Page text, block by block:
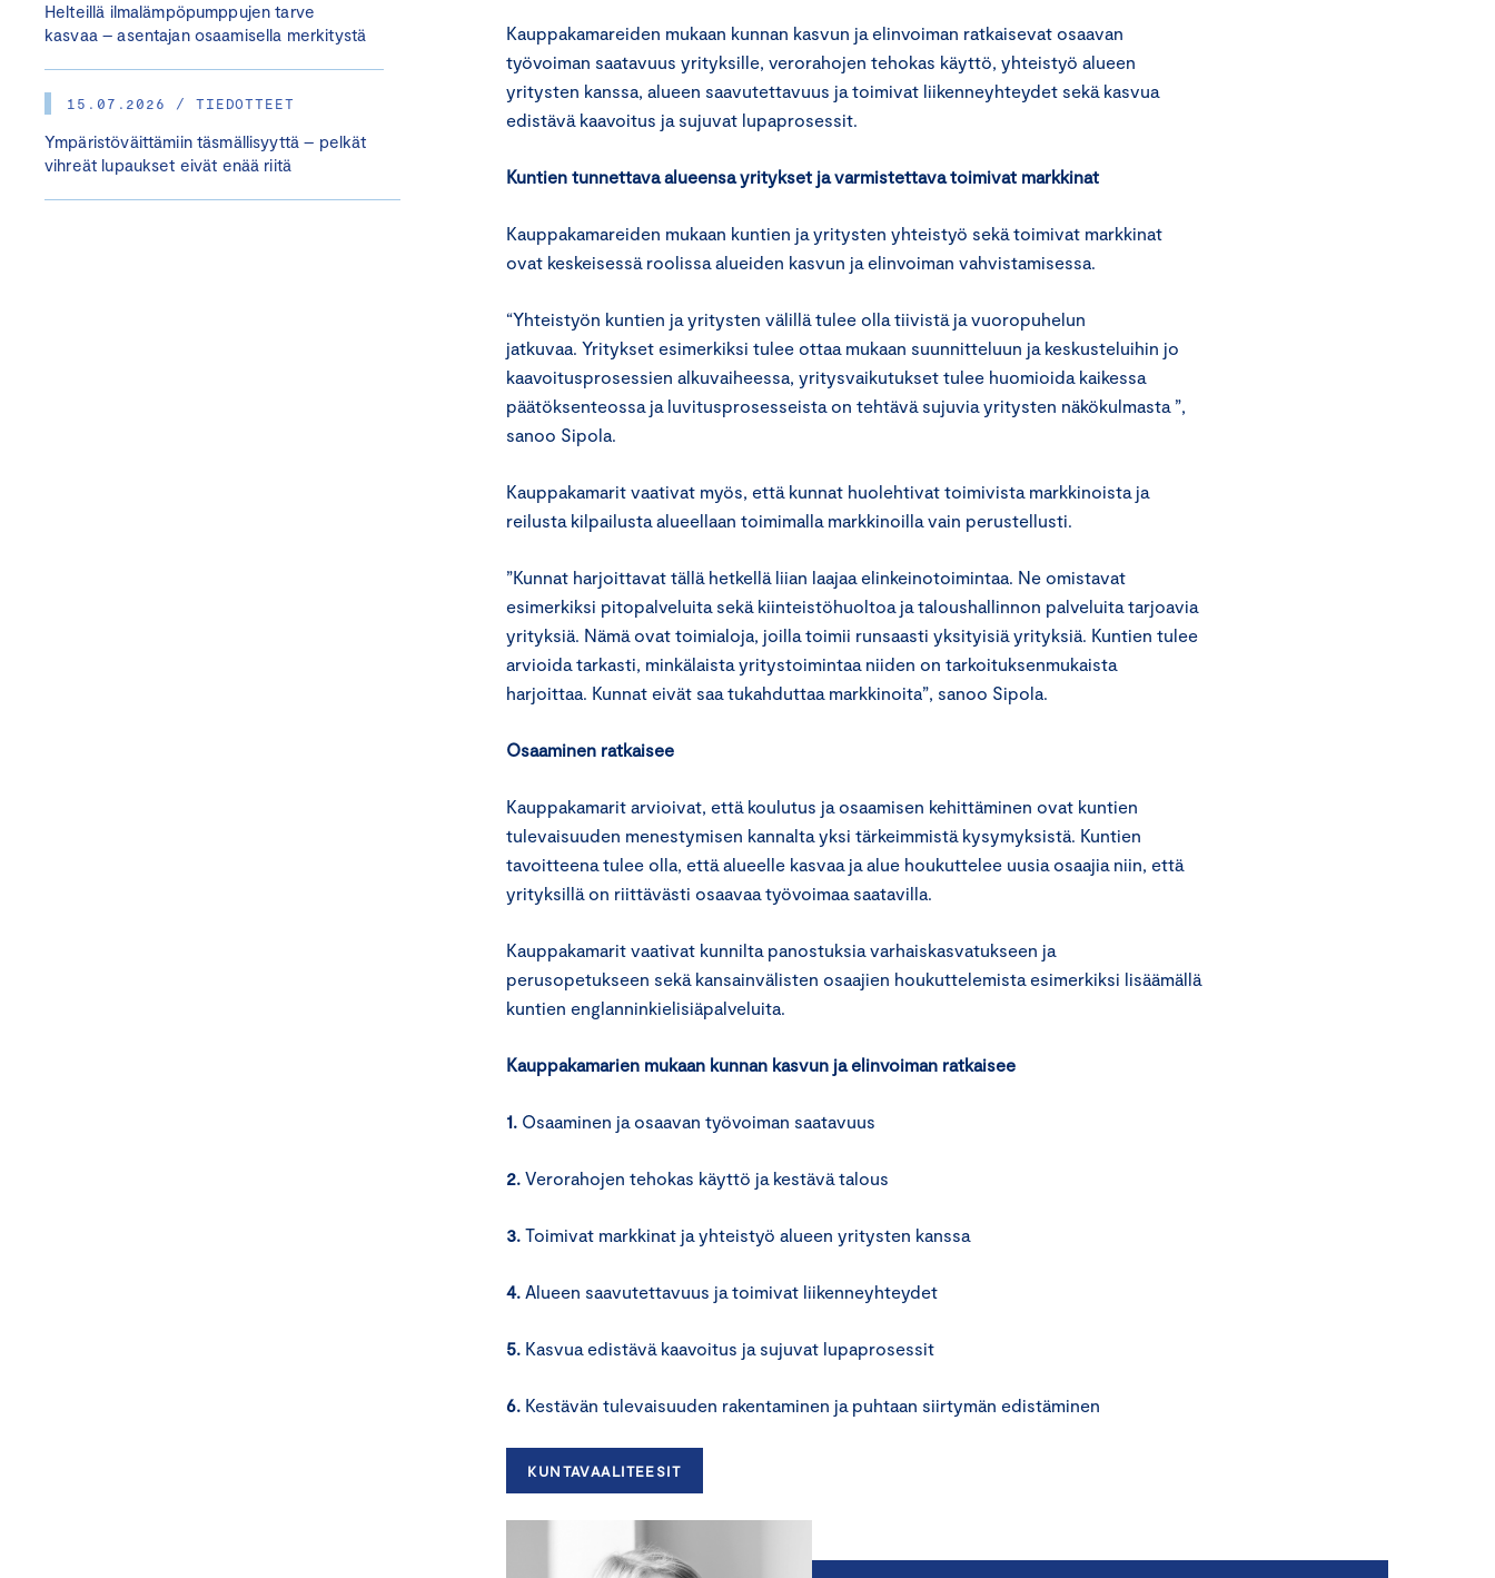
Helteillä ilmalämpöpumppujen tarve
kasvaa – asentajan osaamisella merkitystä
15.07.2026 / TIEDOTTEET
Ympäristöväittämiin täsmällisyyttä – pelkät
vihreät lupaukset eivät enää riitä
Kauppakamareiden mukaan kunnan kasvun ja elinvoiman ratkaisevat osaavan
työvoiman saatavuus yrityksille, verorahojen tehokas käyttö, yhteistyö alueen
yritysten kanssa, alueen saavutettavuus ja toimivat liikenneyhteydet sekä kasvua
edistävä kaavoitus ja sujuvat lupaprosessit.
Kuntien tunnettavaalueensayritykset javarmistettavatoimivat markkinat
Kauppakamareiden mukaan kuntien ja yritysten yhteistyö sekä toimivat markkinat
ovat keskeisessä roolissa alueiden kasvun ja elinvoiman vahvistamisessa.
“Yhteistyön kuntien ja yritysten välillä tulee olla tiivistä ja vuoropuhelun
jatkuvaa. Yritykset esimerkiksi tulee ottaa mukaan suunnitteluun ja keskusteluihin jo
kaavoitusprosessien alkuvaiheessa, yritysvaikutukset tulee huomioida kaikessa
päätöksenteossa ja luvitusprosesseista on tehtävä sujuvia yritysten näkökulmasta ”,
sanoo Sipola.
Kauppakamarit vaativat myös, että kunnat huolehtivat toimivista markkinoista ja
reilusta kilpailusta alueellaan toimimalla markkinoilla vain perustellusti.
”Kunnat harjoittavat tällä hetkellä liian laajaa elinkeinotoimintaa. Ne omistavat
esimerkiksi pitopalveluita sekä kiinteistöhuoltoa ja taloushallinnon palveluita tarjoavia
yrityksiä. Nämä ovat toimialoja, joilla toimii runsaasti yksityisiä yrityksiä. Kuntien tulee
arvioida tarkasti, minkälaista yritystoimintaa niiden on tarkoituksenmukaista
harjoittaa. Kunnat eivät saa tukahduttaa markkinoita”, sanoo Sipola.
Osaaminen ratkaisee
Kauppakamarit arvioivat, että koulutus ja osaamisen kehittäminen ovat kuntien
tulevaisuuden menestymisen kannalta yksi tärkeimmistä kysymyksistä. Kuntien
tavoitteena tulee olla, että alueelle kasvaa ja alue houkuttelee uusia osaajia niin, että
yrityksillä on riittävästi osaavaa työvoimaa saatavilla.
Kauppakamarit vaativat kunnilta panostuksia varhaiskasvatukseen ja
perusopetukseen sekä kansainvälisten osaajien houkuttelemista esimerkiksi lisäämällä
kuntien englanninkielisiäpalveluita.
Kauppakamarien mukaan kunnan kasvun ja elinvoiman ratkaisee
1. Osaaminen ja osaavan työvoiman saatavuus
2. Verorahojen tehokas käyttö ja kestävä talous
3. Toimivat markkinat ja yhteistyö alueen yritysten kanssa
4. Alueen saavutettavuus ja toimivat liikenneyhteydet
5. Kasvua edistävä kaavoitus ja sujuvat lupaprosessit
6. Kestävän tulevaisuuden rakentaminen ja puhtaan siirtymän edistäminen
KUNTAVAALITEESIT